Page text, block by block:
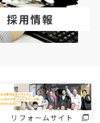
採用情報
リフォームサイト